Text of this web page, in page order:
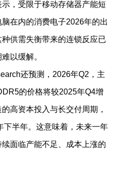
，受限于移动存储器产能短
在内的消费电子2026年的出
供需失衡带来的连锁反应已
以缓解。
还预测，2026年Q2，主
的价格将较2025年Q4增
高资本投入与长交付周期，
下半年。这意味着，未来一年
面临产能不足、成本上涨的